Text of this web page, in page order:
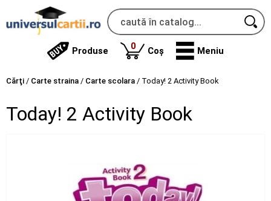
Produse 0produse
Coș Meniu
Cărţi / Carte straina / Carte scolara / Today! 2 Activity Book
Today! 2 Activity Book